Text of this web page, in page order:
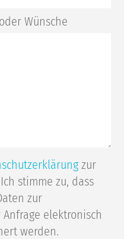
Wünsche
zur
stimme zu, dass
zur
elektronisch
werden.